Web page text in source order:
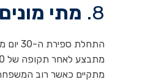
8. מתי
מתקיים כאשר רוב